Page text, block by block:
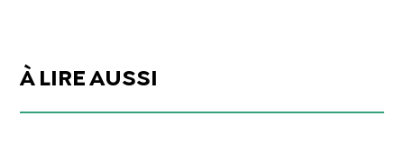
À LIRE AUSSI